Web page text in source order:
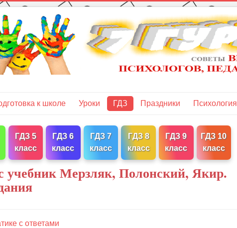
к школе Уроки ГДЗ Праздники Психология
ГДЗ 5
класс
ГДЗ 6
класс
ГДЗ 7
класс
ГДЗ 8
класс
ГДЗ 9
класс
ГДЗ 10
класс
учебник Мерзляк, Полонский, Якир.
с ответами